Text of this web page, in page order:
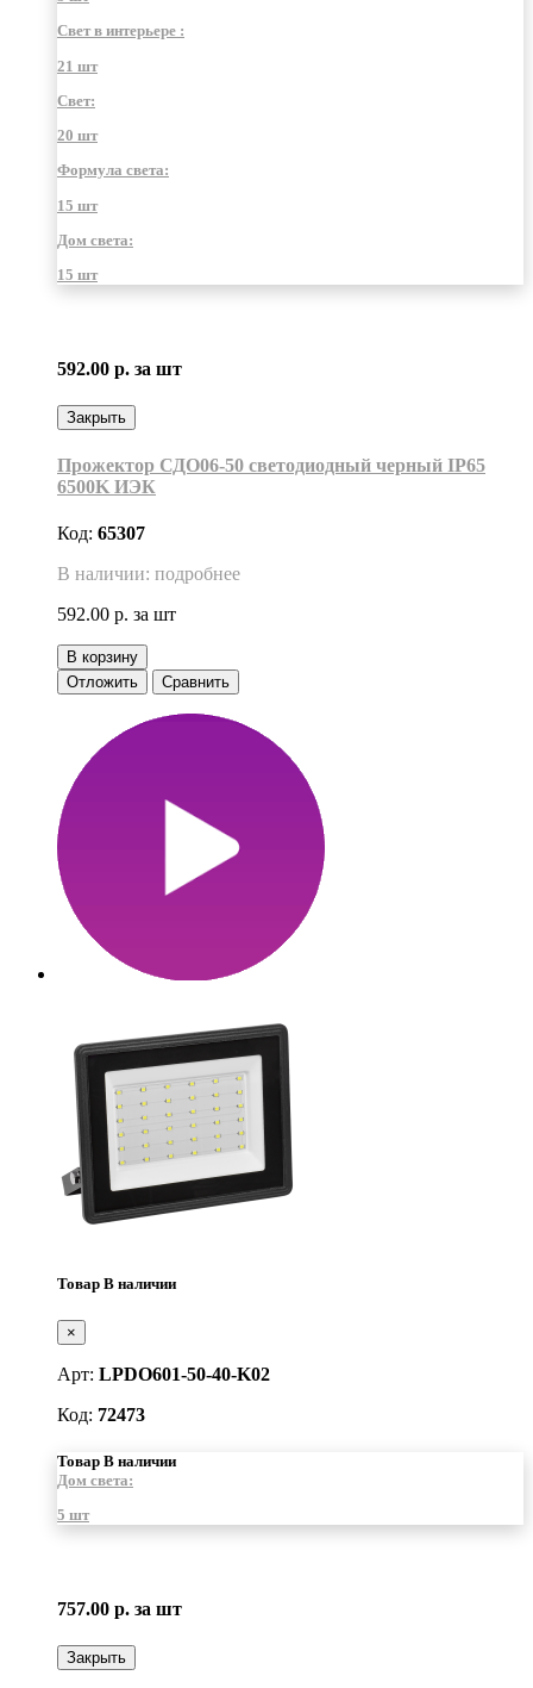
Свет в интерьере :
21 шт
Свет:
20 шт
Формула света:
15 шт
Дом света:
15 шт
592.00 р. за шт
Закрыть
Прожектор СДО06-50 светодиодный черный IP65
6500K ИЭК
Код: 65307
В наличии: подробнее
592.00 р. за шт
В корзину
Отложить
Сравнить
Товар В наличии
×
Арт: LPDO601-50-40-K02
Код: 72473
Товар В наличии
Дом света:
5 шт
757.00 р. за шт
Закрыть